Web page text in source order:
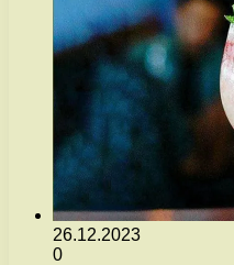
26.12.2023
0